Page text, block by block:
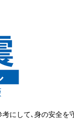
にして､身の安全を